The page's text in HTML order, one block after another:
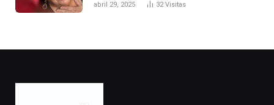
abril 29, 2025 32Visitas